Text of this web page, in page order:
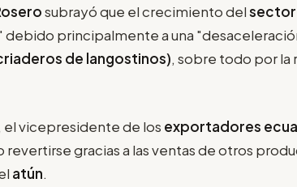
subrayó que el crecimiento delsector
debido principalmente a una
de langostinos), sobre todo por la
el vicepresidente de los exportadores
gracias a las ventas de otros
atún.